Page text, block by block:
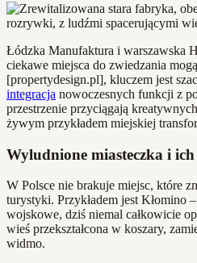
Łódzka Manufaktura i warszawska
ciekawe miejsca do zwiedzania
[propertydesign.pl], kluczem jest
integracja nowoczesnych funkcji z
przestrzenie przyciągają
żywym przykładem miejskiej
Wyludnione miasteczka i
W Polsce nie brakuje miejsc, które
turystyki. Przykładem jest Kłomino
wojskowe, dziś niemal całkowicie
wieś przekształcona w koszary,
widmo.